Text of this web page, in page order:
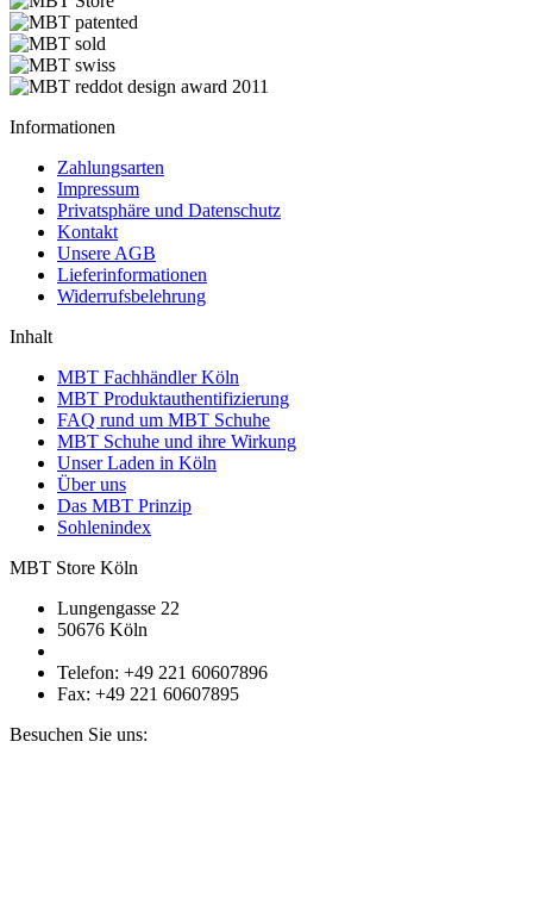
Informationen
Zahlungsarten
Impressum
Privatsphäre und Datenschutz
Kontakt
Unsere AGB
Lieferinformationen
Widerrufsbelehrung
Inhalt
MBT Fachhändler Köln
MBT Produktauthentifizierung
FAQ rund um MBT Schuhe
MBT Schuhe und ihre Wirkung
Unser Laden in Köln
Über uns
Das MBT Prinzip
Sohlenindex
MBT Store Köln
Lungengasse 22
50676 Köln
Telefon: +49 221 60607896
Fax: +49 221 60607895
Besuchen Sie uns: